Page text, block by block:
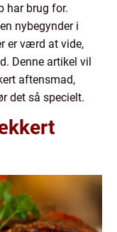
har brug for.
nybegynder i
er værd at vide,
Denne artikel vil
aftensmad,
det så specielt.